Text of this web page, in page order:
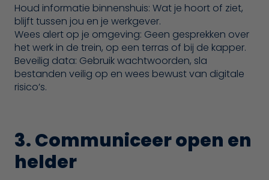
Houd informatie binnenshuis: Wat je hoort of ziet,
blijft tussen jou en je werkgever.
Wees alert op je omgeving: Geen gesprekken over
het werk in de trein, op een terras of bij de kapper.
Beveilig data: Gebruik wachtwoorden, sla
bestanden veilig op en wees bewust van digitale
risico’s.
3. Communiceer open en
helder